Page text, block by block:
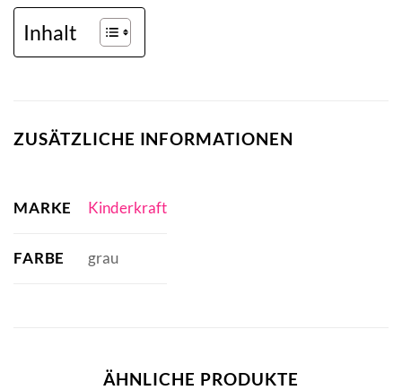
Inhalt
ZUSÄTZLICHE INFORMATIONEN
MARKE Kinderkraft
FARBE grau
ÄHNLICHE PRODUKTE